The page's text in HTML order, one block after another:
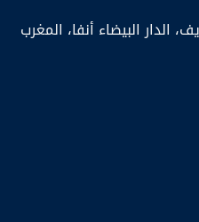
الدار البيضاء أنفا، المغرب